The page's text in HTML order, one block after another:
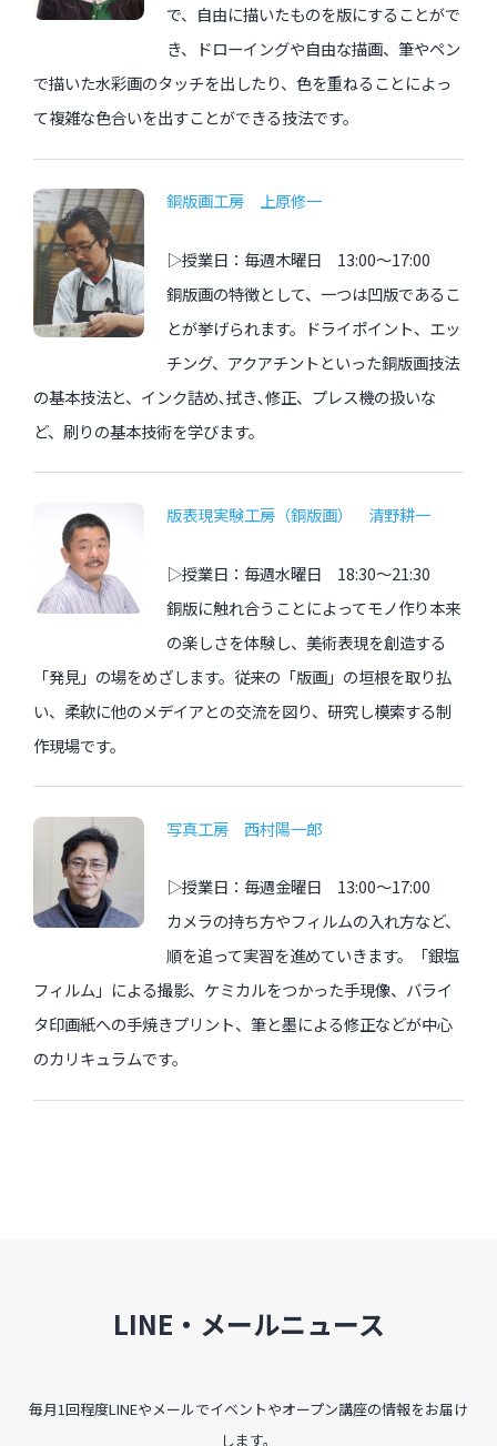
で、自由に描いたものを版にすることがで
き、ドローイングや自由な描画、筆やペン
で描いた水彩画のタッチを出したり、色を重ねることによっ
て複雑な色合いを出すことができる技法です。
銅版画工房 上原修一
▷授業日：毎週木曜日 13:00〜17:00
銅版画の特徴として、一つは凹版であるこ
とが挙げられます。ドライポイント、エッ
チング、アクアチントといった銅版画技法
の基本技法と、インク詰め､拭き､修正、プレス機の扱いな
ど、刷りの基本技術を学びます。
版表現実験工房（銅版画） 清野耕一
▷授業日：毎週水曜日 18:30〜21:30
銅版に触れ合うことによってモノ作り本来
の楽しさを体験し、美術表現を創造する
「発見」の場をめざします。従来の「版画」の垣根を取り払
い、柔軟に他のメデイアとの交流を図り、研究し模索する制
作現場です。
写真工房 西村陽一郎
▷授業日：毎週金曜日 13:00〜17:00
カメラの持ち方やフィルムの入れ方など、
順を追って実習を進めていきます。「銀塩
フィルム」による撮影、ケミカルをつかった手現像、バライ
タ印画紙への手焼きプリント、筆と墨による修正などが中心
のカリキュラムです。
LINE・メールニュース
毎月1回程度LINEやメールでイベントやオープン講座の情報をお届け
します。